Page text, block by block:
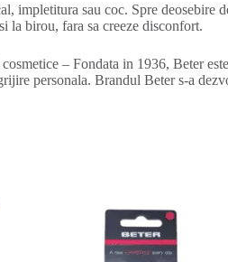
impletitura sau coc. Spre deosebire
la birou, fara sa creeze disconfort.
– Fondata in 1936, Beter
personala. Brandul Beter s-a